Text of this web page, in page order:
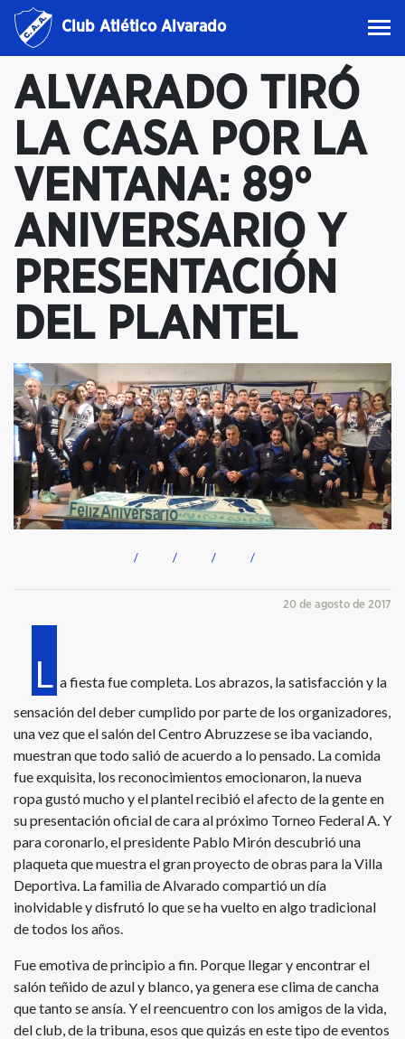
Club Atlético Alvarado
ALVARADO TIRÓ
LA CASA POR LA
VENTANA: 89°
ANIVERSARIO Y
PRESENTACIÓN
DEL PLANTEL
20 de agosto de 2017
L a fiesta fue completa. Los abrazos, la satisfacción y la
sensación del deber cumplido por parte de los organizadores,
una vez que el salón del Centro Abruzzese se iba vaciando,
muestran que todo salió de acuerdo a lo pensado. La comida
fue exquisita, los reconocimientos emocionaron, la nueva
ropa gustó mucho y el plantel recibió el afecto de la gente en
su presentación oficial de cara al próximo Torneo Federal A. Y
para coronarlo, el presidente Pablo Mirón descubrió una
plaqueta que muestra el gran proyecto de obras para la Villa
Deportiva. La familia de Alvarado compartió un día
inolvidable y disfrutó lo que se ha vuelto en algo tradicional
de todos los años.
Fue emotiva de principio a fin. Porque llegar y encontrar el
salón teñido de azul y blanco, ya genera ese clima de cancha
que tanto se ansía. Y el reencuentro con los amigos de la vida,
del club, de la tribuna, esos que quizás en este tipo de eventos